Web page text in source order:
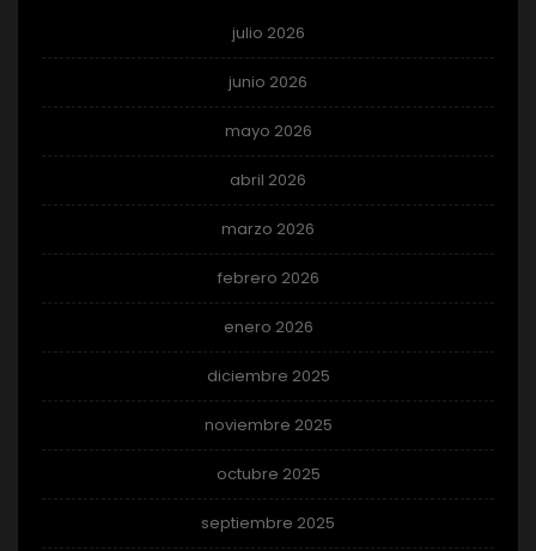
julio 2026
junio 2026
mayo 2026
abril 2026
marzo 2026
febrero 2026
enero 2026
diciembre 2025
noviembre 2025
octubre 2025
septiembre 2025